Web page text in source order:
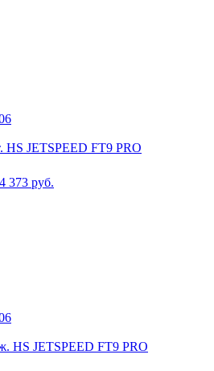
HS JETSPEED FT9 PRO
4 373 руб.
HS JETSPEED FT9 PRO